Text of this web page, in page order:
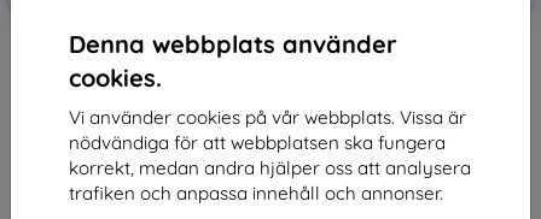
Denna webbplats använder
cookies.
Vi använder cookies på vår webbplats. Vissa är
nödvändiga för att webbplatsen ska fungera
korrekt, medan andra hjälper oss att analysera
trafiken och anpassa innehåll och annonser.
3MK FlexibleGlass Huawei P
Smart 2021 Hybrid Glass
147 kr
132 kr
I lager > 5 st
TECH-PROTECT TPUCARBON
76 kr
I lager 2 st